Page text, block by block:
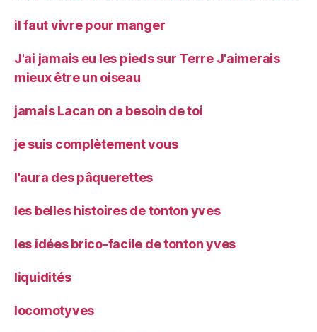
il faut vivre pour manger
J'ai jamais eu les pieds sur Terre J'aimerais
mieux être un oiseau
jamais Lacan on a besoin de toi
je suis complètement vous
l'aura des pâquerettes
les belles histoires de tonton yves
les idées brico-facile de tonton yves
liquidités
locomotyves